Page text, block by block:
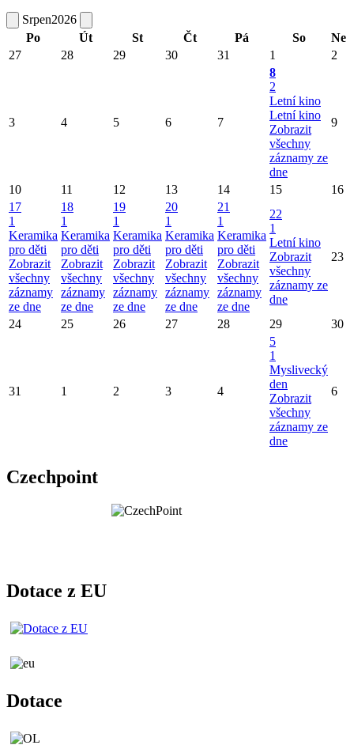
Srpen2026
Po
Út St Čt Pá So
Ne
27
28 29 30 31 1 2
3 4 5 6 7
8
2
Letní kino
Letní kino
Zobrazit
všechny
záznamy ze
dne
9
10 11 12 13 14 15
16
17
1
Keramika
pro děti
Zobrazit
všechny
záznamy
ze dne
18
1
Keramika
pro děti
Zobrazit
všechny
záznamy
ze dne
19
1
Keramika
pro děti
Zobrazit
všechny
záznamy
ze dne
20
1
Keramika
pro děti
Zobrazit
všechny
záznamy
ze dne
21
1
Keramika
pro děti
Zobrazit
všechny
záznamy
ze dne
22
1
Letní kino
Zobrazit
všechny
záznamy ze
dne
23
24 25 26 27 28 29 30
31 1 2 3 4
5
1
Myslivecký
den
Zobrazit
všechny
záznamy ze
dne
6
Czechpoint
Dotace z EU
Dotace